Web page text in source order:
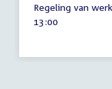
november
2024
Regeling van
Tijd
13:00